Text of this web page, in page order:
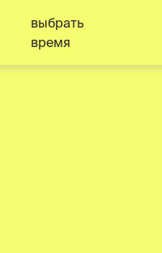
выбрать
время